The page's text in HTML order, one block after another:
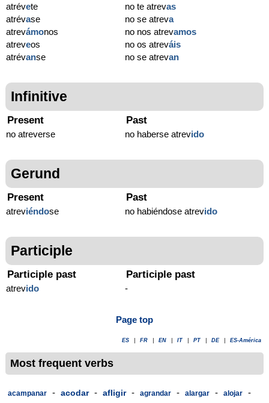
atrévete
atrévase
atrevámonos
atreveos
atrévanse
no te atrevas
no se atreva
no nos atrevamos
no os atreváis
no se atrevan
Infinitive
Present
no atreverse
Past
no haberse atrevido
Gerund
Present
atreviéndose
Past
no habiéndose atrevido
Participle
Participle past
atrevido
Participle past
-
Page top
ES FR EN IT PT DE ES-América
Most frequent verbs
acampanar - acodar - afligir - agrandar - alargar - alojar -